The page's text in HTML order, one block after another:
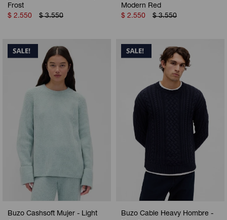
Frost
$ 2.550 $ 3.550
Modern Red
$ 2.550 $ 3.550
Buzo Cashsoft Mujer - Light
Buzo Cable Heavy Hombre -